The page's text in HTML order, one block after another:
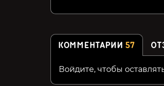
КОММЕНТАРИИ 57
Войдите, чтобы